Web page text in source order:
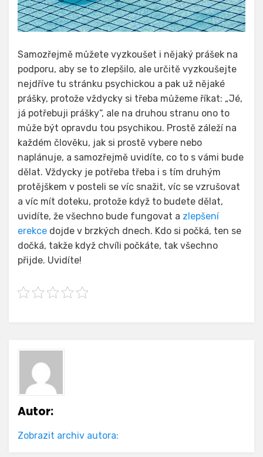
Samozřejmě můžete vyzkoušet i nějaký prášek na
podporu, aby se to zlepšilo, ale určitě vyzkoušejte
nejdříve tu stránku psychickou a pak už nějaké
prášky, protože vždycky si třeba můžeme říkat: „Jé,
já potřebuji prášky“, ale na druhou stranu ono to
může být opravdu tou psychikou. Prostě záleží na
každém člověku, jak si prostě vybere nebo
naplánuje, a samozřejmě uvidíte, co to s vámi bude
dělat. Vždycky je potřeba třeba i s tím druhým
protějškem v posteli se víc snažit, víc se vzrušovat
a víc mít doteku, protože když to budete dělat,
uvidíte, že všechno bude fungovat a zlepšení
erekce dojde v brzkých dnech. Kdo si počká, ten se
dočká, takže když chvíli počkáte, tak všechno
přijde. Uvidíte!
Autor:
Zobrazit archiv autora: